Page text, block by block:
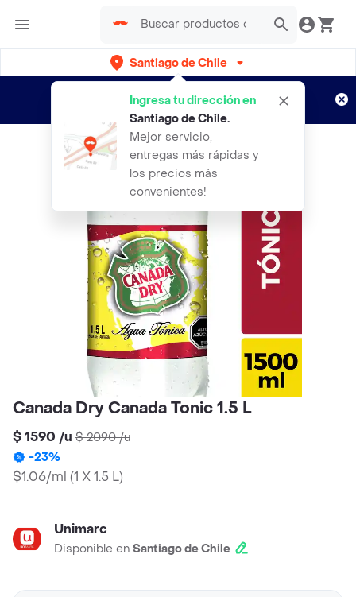
Santiago de Chile
Ingresa tu dirección en
Santiago de Chile.
Mejor servicio,
entregas más rápidas y
los precios más
convenientes!
envíos gratis por semanas
Aplican TyC
Canada Dry Canada Tonic 1.5 L
$ 1590 /u $ 2090/u
-23%
$1.06/ml (1 X 1.5 L)
Unimarc
Disponible en Santiago de Chile